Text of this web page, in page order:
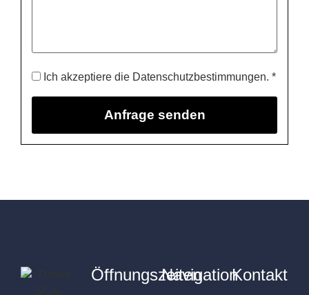
Ich akzeptiere die Datenschutzbestimmungen. *
Öffnungszeiten
NavigationKontakt